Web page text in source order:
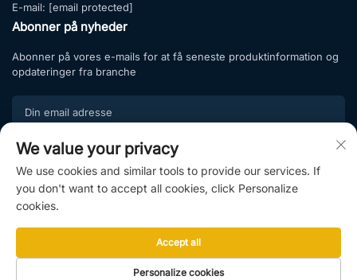
E-mail: [email protected]
Abonner på nyheder
Abonner på vores e-mails for at få seneste produktinformation og
opdateringer fra branche
Tilmeld
Tilmeld dig vores abonnementsliste og nyd eksklusive tilbud samt
professionel rådgivning.
Copyright © 2025 af Shandong Hightop Group & Shandong Raytop
Intelligent Manufacturing Co., Ltd. |Privatlivspolitik
We value your privacy
We use cookies and similar tools to provide our services. If
you don't want to accept all cookies, click Personalize
cookies.
Personalize cookies
Accept all